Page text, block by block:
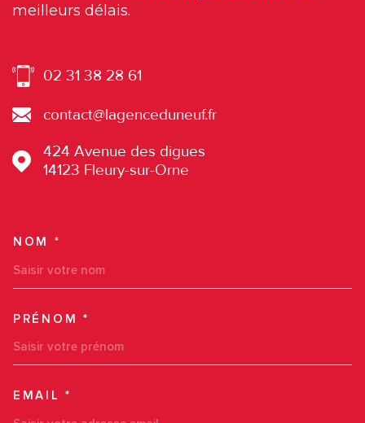
meilleurs délais.
02 31 38 28 61
contact@lagenceduneuf.fr
424 Avenue des digues
14123
Fleury-sur-Orne
NOM *
PRÉNOM *
EMAIL *